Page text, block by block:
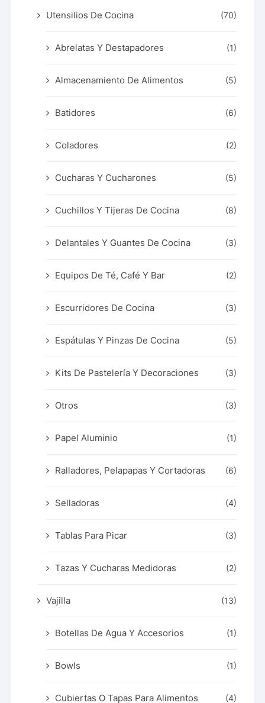
Utensilios De Cocina (70)
Abrelatas Y Destapadores (1)
Almacenamiento De Alimentos (5)
Batidores (6)
Coladores (2)
Cucharas Y Cucharones (5)
Cuchillos Y Tijeras De Cocina (8)
Delantales Y Guantes De Cocina (3)
Equipos De Té, Café Y Bar (2)
Escurridores De Cocina (3)
Espátulas Y Pinzas De Cocina (5)
Kits De Pastelería Y Decoraciones (3)
Otros (3)
Papel Aluminio (1)
Ralladores, Pelapapas Y Cortadoras (6)
Selladoras (4)
Tablas Para Picar (3)
Tazas Y Cucharas Medidoras (2)
Vajilla (13)
Botellas De Agua Y Accesorios (1)
Bowls (1)
Cubiertas O Tapas Para Alimentos (4)